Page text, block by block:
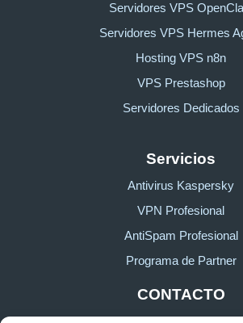
Servidores VPS
Servidores VPS Hermes
Hosting VPS n8n
VPS Prestashop
Servidores Dedicados
Servicios
Antivirus Kaspersky
VPN Profesional
AntiSpam Profesional
Programa de Partner
CONTACTO